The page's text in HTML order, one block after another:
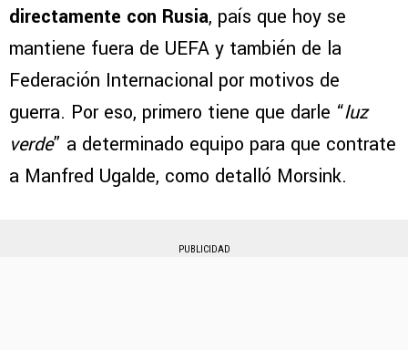
directamente con Rusia, país que hoy se
mantiene fuera de UEFA y también de la
Federación Internacional por motivos de
guerra. Por eso, primero tiene que darle “luz
verde” a determinado equipo para que contrate
a Manfred Ugalde, como detalló Morsink.
PUBLICIDAD